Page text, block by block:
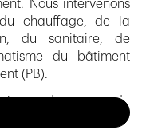
Nous intervenons
chauffage, de la
du sanitaire, de
du bâtiment
(PB).
et de respect de
les constructions